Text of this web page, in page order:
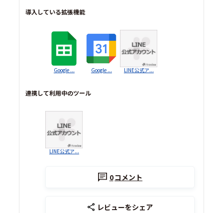
導入している拡張機能
Google ... Google ... LINE公式ア...
連携して利用中のツール
LINE公式ア...
0コメント
レビューをシェア